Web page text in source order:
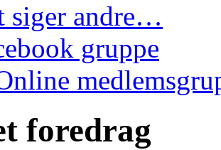
siger andre…
gruppe
foredrag